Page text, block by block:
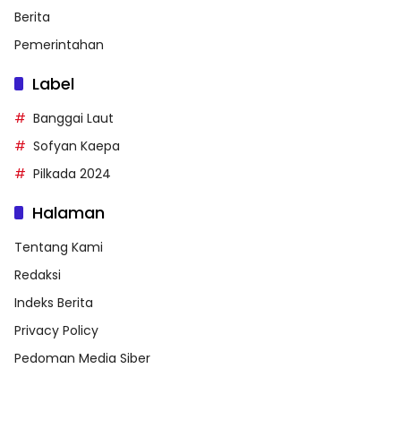
Berita
Pemerintahan
Label
Banggai Laut
Sofyan Kaepa
Pilkada 2024
Halaman
Tentang Kami
Redaksi
Indeks Berita
Privacy Policy
Pedoman Media Siber